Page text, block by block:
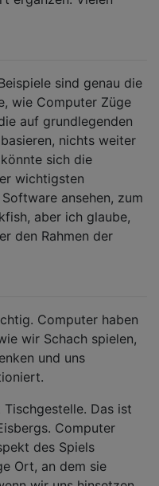
sind genau die
wie Computer Züge
auf grundlegenden
nichts weiter
sich die
wichtigsten
ansehen, zum
aber ich glaube,
den Rahmen der
Computer haben
wir Schach spielen,
und uns
Das ist
Computer
des Spiels
Ort, an dem sie